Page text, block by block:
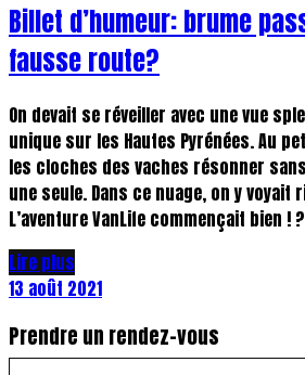
Billet d’humeur: brume
fausse route?
On devait se réveiller avec une vue
unique sur les Hautes Pyrénées. Au
les cloches des vaches résonner
une seule. Dans ce nuage, on y voyait
L’aventure VanLife commençait bien !
Lire plus
13 août 2021
Prendre un rendez-vous